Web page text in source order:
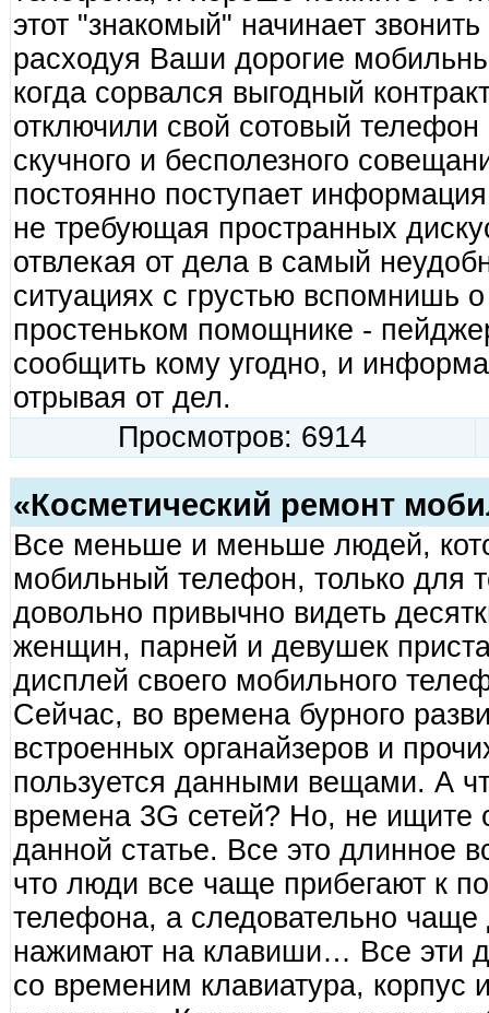
этот "знакомый" начинает
расходуя Ваши дорогие
когда сорвался выгодный
отключили свой сотовый
скучного и бесполезного
постоянно поступает
не требующая пространных
отвлекая от дела в самый
ситуациях с грустью вспомнишь
простеньком помощнике -
сообщить кому угодно, и
отрывая от дел.
Просмотров: 6914
«Косметический ремонт
Все меньше и меньше людей,
мобильный телефон, только для
довольно привычно видеть
женщин, парней и девушек
дисплей своего мобильного
Сейчас, во времена бурного
встроенных органайзеров и
пользуется данными вещами. А
времена 3G сетей? Но, не ищите
данной статье. Все это длинное
что люди все чаще прибегают к
телефона, а следовательно чаще
нажимают на клавиши… Все эти
со временим клавиатура, корпус